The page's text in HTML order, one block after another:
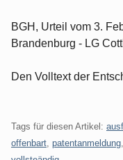
BGH, Urteil vom 3.
Brandenburg - LG
Den Volltext der
Tags für diesen Artikel:
offenbart patentanmeldung